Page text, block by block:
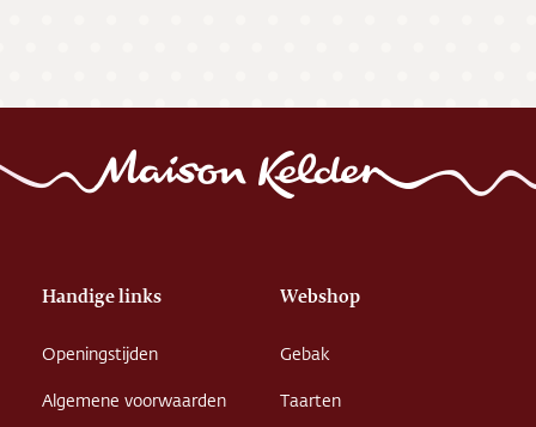
Handige links
Openingstijden
Algemene voorwaarden
Webshop
Gebak
Taarten